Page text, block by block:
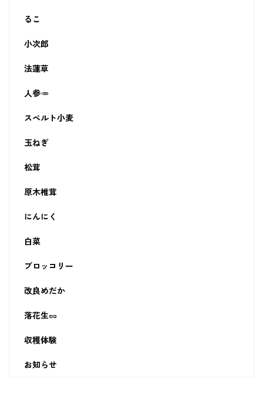
るこ
小次郎
法蓮草
人参🥕
スペルト小麦
玉ねぎ
松茸
原木椎茸
にんにく
白菜
ブロッコリー
改良めだか
落花生🥜
収穫体験
お知らせ